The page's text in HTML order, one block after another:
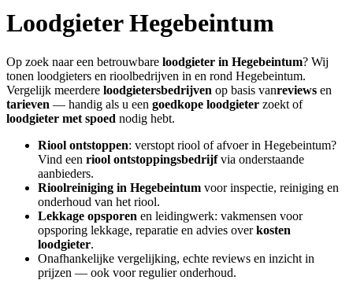
LoodgieterHegebeintum
Op zoek naar een betrouwbare loodgieter in Hegebeintum? Wij
tonen loodgieters en rioolbedrijven in en rond Hegebeintum.
Vergelijk meerdere loodgietersbedrijven op basis vanreviews en
tarieven — handig als u een goedkope loodgieter zoekt of
loodgieter met spoed nodig hebt.
Riool ontstoppen: verstopt riool of afvoer in Hegebeintum?
Vind een riool ontstoppingsbedrijfvia onderstaande
aanbieders.
Rioolreiniging in Hegebeintum voor inspectie, reiniging en
onderhoud van het riool.
Lekkage opsporen en leidingwerk: vakmensen voor
opsporing lekkage, reparatie en advies overkosten
loodgieter.
Onafhankelijke vergelijking, echte reviews en inzicht in
prijzen — ook voor regulier onderhoud.